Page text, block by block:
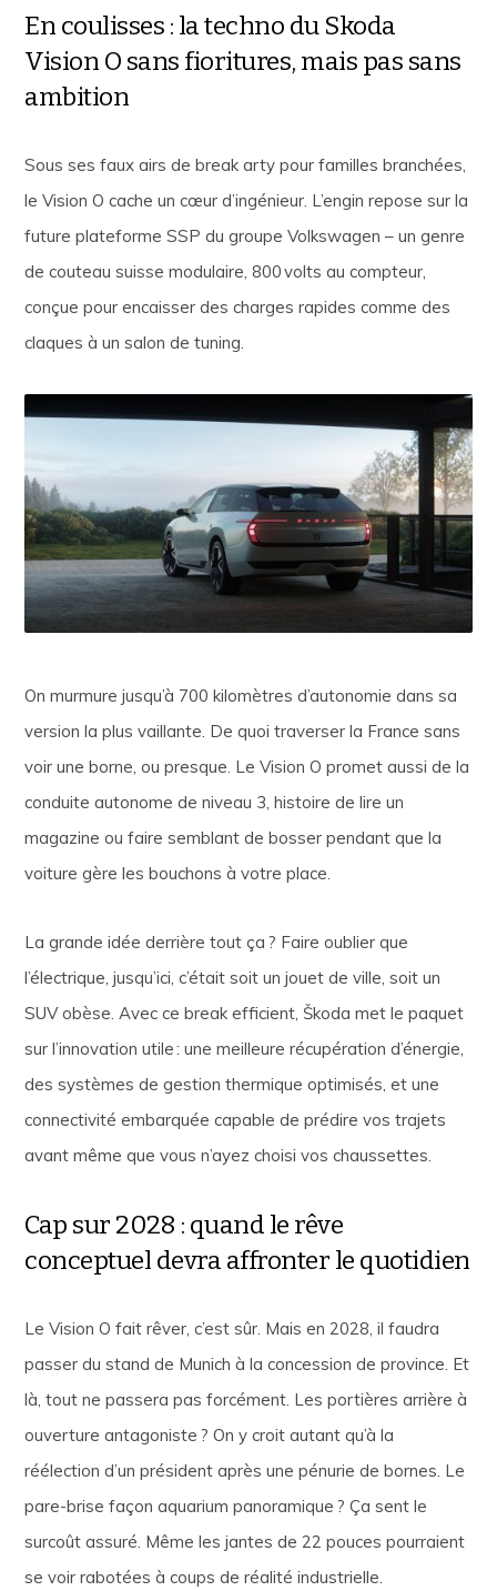
En coulisses : la techno du Skoda
Vision O sans fioritures, mais pas sans
ambition
Sous ses faux airs de break arty pour familles branchées,
le Vision O cache un cœur d’ingénieur. L’engin repose sur la
future plateforme SSP du groupe Volkswagen – un genre
de couteau suisse modulaire, 800 volts au compteur,
conçue pour encaisser des charges rapides comme des
claques à un salon de tuning.
On murmure jusqu’à 700 kilomètres d’autonomie dans sa
version la plus vaillante. De quoi traverser la France sans
voir une borne, ou presque. Le Vision O promet aussi de la
conduite autonome de niveau 3, histoire de lire un
magazine ou faire semblant de bosser pendant que la
voiture gère les bouchons à votre place.
La grande idée derrière tout ça ? Faire oublier que
l’électrique, jusqu’ici, c’était soit un jouet de ville, soit un
SUV obèse. Avec ce break efficient, Škoda met le paquet
sur l’innovation utile : une meilleure récupération d’énergie,
des systèmes de gestion thermique optimisés, et une
connectivité embarquée capable de prédire vos trajets
avant même que vous n’ayez choisi vos chaussettes.
Cap sur 2028 : quand le rêve
conceptuel devra affronter le quotidien
Le Vision O fait rêver, c’est sûr. Mais en 2028, il faudra
passer du stand de Munich à la concession de province. Et
là, tout ne passera pas forcément. Les portières arrière à
ouverture antagoniste ? On y croit autant qu’à la
réélection d’un président après une pénurie de bornes. Le
pare-brise façon aquarium panoramique ? Ça sent le
surcoût assuré. Même les jantes de 22 pouces pourraient
se voir rabotées à coups de réalité industrielle.